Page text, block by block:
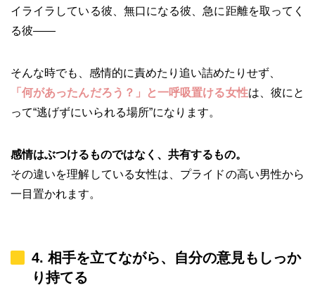
イライラしている彼、無口になる彼、急に距離を取ってく
る彼――
そんな時でも、感情的に責めたり追い詰めたりせず、
「何があったんだろう？」と一呼吸置ける女性は、彼にと
って“逃げずにいられる場所”になります。
感情はぶつけるものではなく、共有するもの。
その違いを理解している女性は、プライドの高い男性から
一目置かれます。
4. 相手を立てながら、自分の意見もしっか
り持てる